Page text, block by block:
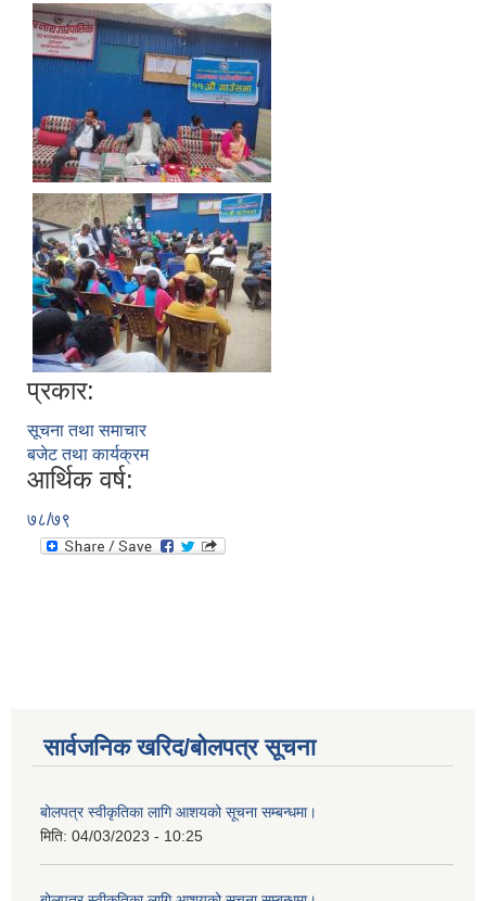
प्रकार:
सूचना तथा समाचार
बजेट तथा कार्यक्रम
आर्थिक वर्ष:
७८/७९
सार्वजनिक खरिद/बोलपत्र सूचना
बोलपत्र स्वीकृतिका लागि आशयको सूचना सम्बन्धमा।
मिति: 04/03/2023 - 10:25